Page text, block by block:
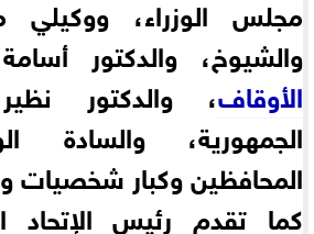
مجلس الوزراء، ووكيلي
والشيوخ، والدكتور
الأوقاف، والدكتور
الجمهورية، والسادة
المحافظين وكبار شخصيات
كما تقدم رئيس الإتحاد